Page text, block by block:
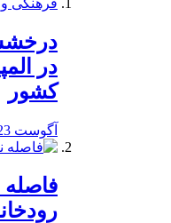
در
کشور
آگوست 23, 2019